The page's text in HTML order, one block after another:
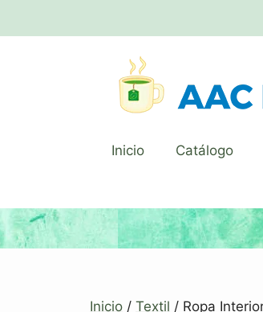
Inicio Catálogo
Inicio / Textil / Ropa